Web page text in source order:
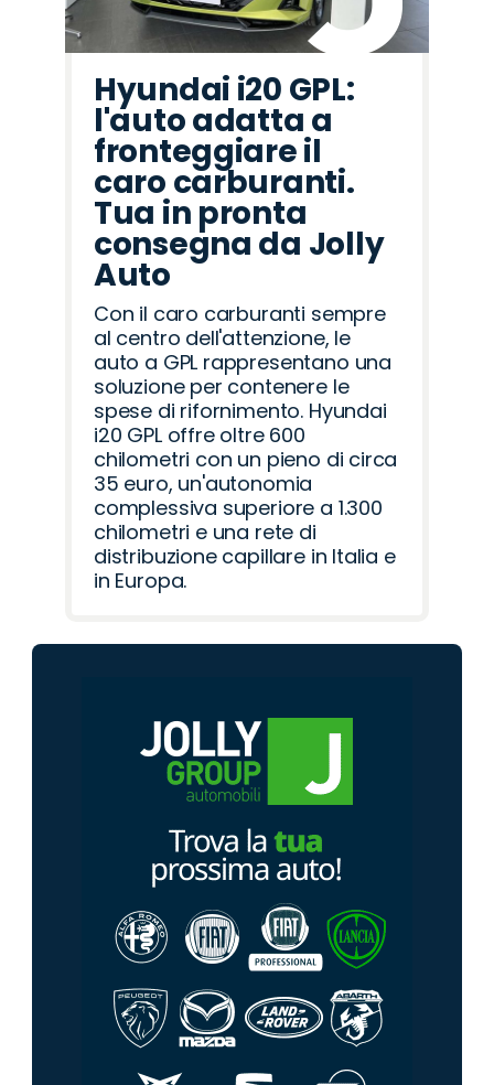
Hyundai i20 GPL:
l'auto adatta a
fronteggiare il
caro carburanti.
Tua in pronta
consegna da Jolly
Auto
Con il caro carburanti sempre
al centro dell'attenzione, le
auto a GPL rappresentano una
soluzione per contenere le
spese di rifornimento. Hyundai
i20 GPL offre oltre 600
chilometri con un pieno di circa
35 euro, un'autonomia
complessiva superiore a 1.300
chilometri e una rete di
distribuzione capillare in Italia e
in Europa.